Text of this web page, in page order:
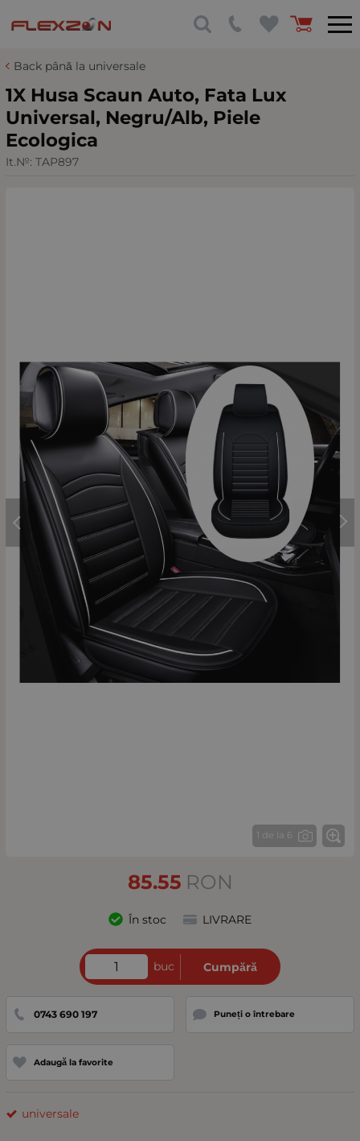
Back până la universale
1X Husa Scaun Auto, Fata Lux
Universal, Negru/Alb, Piele
Ecologica
It.№: TAP897
1 de la 6
85.55 RON
În stoc LIVRARE
buc Cumpără
0743 690 197 Puneți o întrebare
Adaugă la favorite
universale